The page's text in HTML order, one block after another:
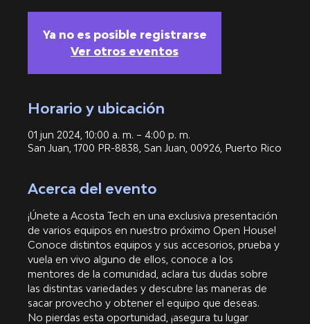
Ya no es posible registrarse
Ver otros eventos
Horario y ubicación
01 jun 2024, 10:00 a. m. – 4:00 p. m.
San Juan, 1700 PR-8838, San Juan, 00926, Puerto Rico
Acerca del evento
¡Únete a Acosta Tech en una exclusiva presentación
de varios equipos en nuestro próximo Open House!
Conoce distintos equipos y sus accesorios, prueba y
vuela en vivo alguno de ellos, conoce a los
mentores de la comunidad, aclara tus dudas sobre
las distintas variedades y descubre las maneras de
sacar provecho y obtener el equipo que deseas.
No pierdas esta oportunidad, ¡asegura tu lugar